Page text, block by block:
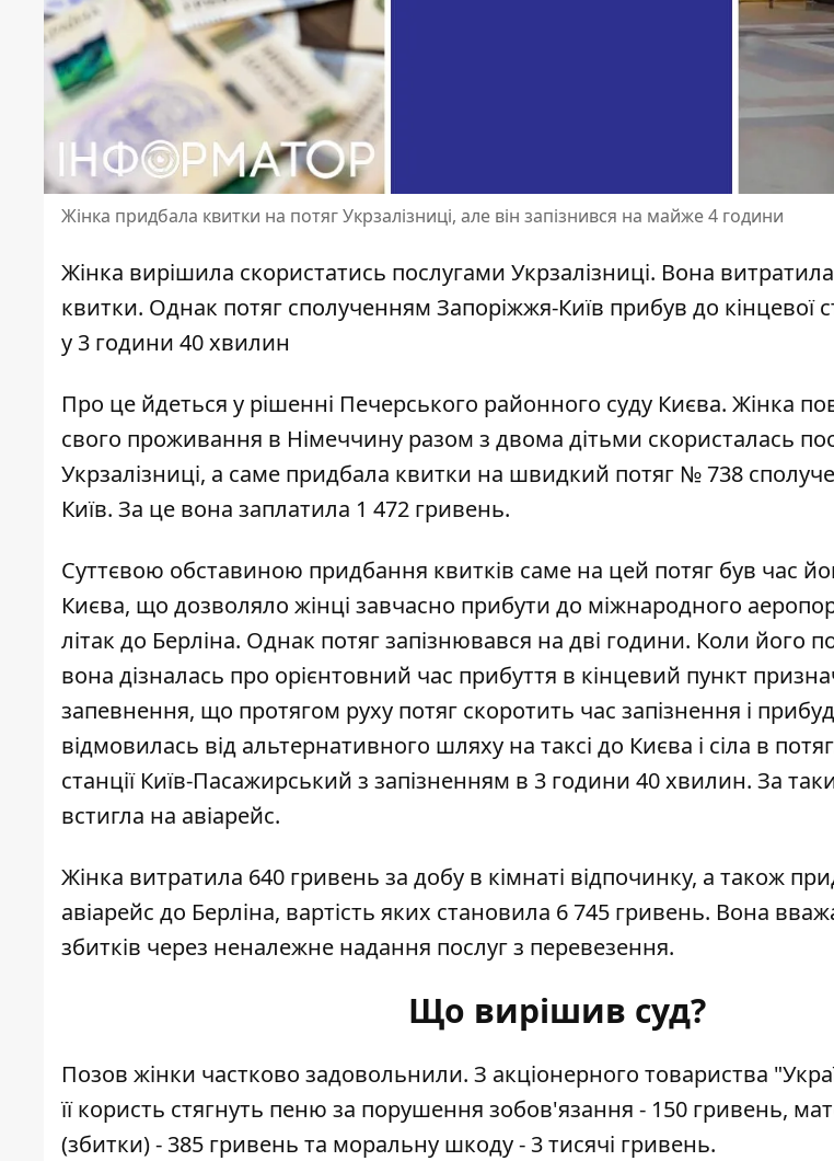
Жінка придбала квитки на потяг Укрзалізниці, але він запізнився на майже 4 години
Жінка вирішила скористатись послугами Укрзалізниці. Вона
квитки. Однак потяг сполученням Запоріжжя-Київ прибув до кінцевої
у 3 години 40 хвилин
Про це йдеться у рішенні Печерського районного суду Києва. Жінка
свого проживання в Німеччину разом з двома дітьми скористалась
Укрзалізниці, а саме придбала квитки на швидкий потяг № 738
Київ. За це вона заплатила 1 472 гривень.
Суттєвою обставиною придбання квитків саме на цей потяг був час
Києва, що дозволяло жінці завчасно прибути до міжнародного
літак до Берліна. Однак потяг запізнювався на дві години. Коли його
вона дізналась про орієнтовний час прибуття в кінцевий пункт
запевнення, що протягом руху потяг скоротить час запізнення і
відмовилась від альтернативного шляху на таксі до Києва і сіла в
станції Київ-Пасажирський з запізненням в 3 години 40 хвилин. За
встигла на авіарейс.
Жінка витратила 640 гривень за добу в кімнаті відпочинку, а також
авіарейс до Берліна, вартість яких становила 6 745 гривень. Вона
збитків через неналежне надання послуг з перевезення.
Що вирішив суд?
Позов жінки частково задовольнили. З акціонерного товариства
її користь стягнуть пеню за порушення зобов'язання - 150 гривень,
(збитки) - 385 гривень та моральну шкоду - 3 тисячі гривень.